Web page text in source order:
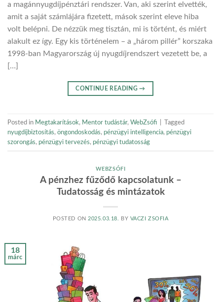
a magánnyugdíjpénztári rendszer. Van, aki szerint elvették,
amit a saját számlájára fizetett, mások szerint eleve hiba
volt belépni. De nézzük meg tisztán, mi is történt, és miért
alakult ez így. Egy kis történelem – a „három pillér” korszaka
1998-ban Magyarország új nyugdíjrendszert vezetett be, a
[…]
CONTINUE READING→
Posted in Megtakarítások, Mentor tudástár, WebZsófi
Tagged
nyugdíjbiztosítás, öngondoskodás, pénzügyi intelligencia, pénzügyi
szorongás, pénzügyi tervezés, pénzügyi tudatosság
WEBZSÓFI
A pénzhez fűződő kapcsolatunk –
Tudatosság és mintázatok
POSTED ON 2025.03.18. BY VACZI ZSOFIA
18
márc